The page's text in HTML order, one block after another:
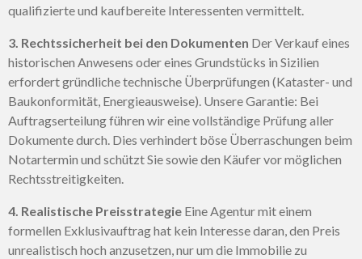
qualifizierte und kaufbereite Interessenten vermittelt.
3. Rechtssicherheit bei den Dokumenten Der Verkauf eines
historischen Anwesens oder eines Grundstücks in Sizilien
erfordert gründliche technische Überprüfungen (Kataster- und
Baukonformität, Energieausweise). Unsere Garantie: Bei
Auftragserteilung führen wir eine vollständige Prüfung aller
Dokumente durch. Dies verhindert böse Überraschungen beim
Notartermin und schützt Sie sowie den Käufer vor möglichen
Rechtsstreitigkeiten.
4. Realistische Preisstrategie Eine Agentur mit einem
formellen Exklusivauftrag hat kein Interesse daran, den Preis
unrealistisch hoch anzusetzen, nur um die Immobilie zu